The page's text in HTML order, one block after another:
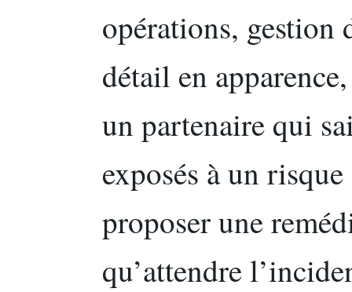
opérations, gestion
détail en
un partenaire qui
exposés à un
proposer une
qu’attendre